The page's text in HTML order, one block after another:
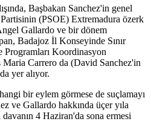
Başbakan Sanchez'in genel
(PSOE) Extremadura özerk
Gallardo ve bir dönem
Badajoz İl Konseyinde Sınır
Koordinasyon
Carrero da (David Sanchez'in
yer alıyor.
bir eylem görmese de suçlamayı
ve Gallardo hakkında üçer yıla
4 Haziran'da sona ermesi